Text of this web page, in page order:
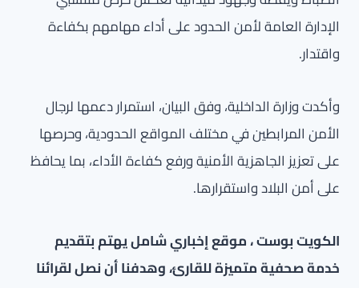
الإدارة العامة لأمن الحدود على أداء مهامهم بكفاءة
واقتدار.
وأكدت وزارة الداخلية، وفق البيان، استمرار دعمها لرجال
الأمن المرابطين في مختلف المواقع الحدودية، وحرصها
على تعزيز الجاهزية الأمنية ورفع كفاءة الأداء، بما يحافظ
على أمن البلاد واستقرارها.
الكويت بوست ، موقع إخباري شامل يهتم بتقديم
خدمة صحفية متميزة للقارئ، وهدفنا أن نصل لقرائنا